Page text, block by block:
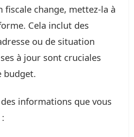
fiscale change, mettez-la à
Cela inclut des
ou de situation
à jour sont cruciales
budget.
informations que vous